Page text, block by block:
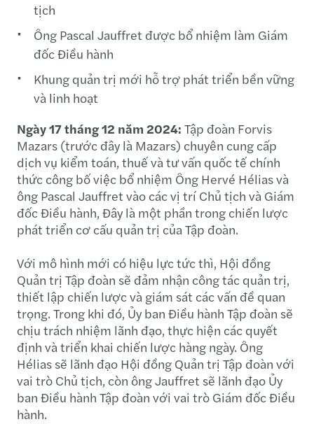
tịch
Ông Pascal Jauffret được bổ nhiệm làm Giám
đốc Điều hành
Khung quản trị mới hỗ trợ phát triển bền vững
và linh hoạt
Ngày 17 tháng 12 năm 2024: Tập đoàn Forvis
Mazars (trước đây là Mazars) chuyên cung cấp
dịch vụ kiểm toán, thuế và tư vấn quốc tế chính
thức công bố việc bổ nhiệm Ông Hervé Hélias và
ông Pascal Jauffret vào các vị trí Chủ tịch và Giám
đốc Điều hành, Đây là một phần trong chiến lược
phát triển cơ cấu quản trị của Tập đoàn.
Với mô hình mới có hiệu lực tức thì, Hội đồng
Quản trị Tập đoàn sẽ đảm nhận công tác quản trị,
thiết lập chiến lược và giám sát các vấn đề quan
trọng. Trong khi đó, Ủy ban Điều hành Tập đoàn sẽ
chịu trách nhiệm lãnh đạo, thực hiện các quyết
định và triển khai chiến lược hàng ngày. Ông
Hélias sẽ lãnh đạo Hội đồng Quản trị Tập đoàn với
vai trò Chủ tịch, còn ông Jauffret sẽ lãnh đạo Ủy
ban Điều hành Tập đoàn với vai trò Giám đốc Điều
hành.